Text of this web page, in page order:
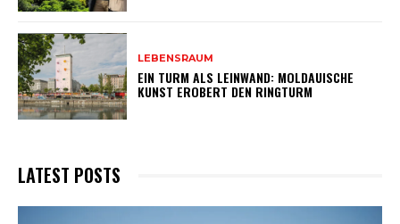
LEBENSRAUM
EIN TURM ALS LEINWAND: MOLDAUISCHE
KUNST EROBERT DEN RINGTURM
LATEST POSTS